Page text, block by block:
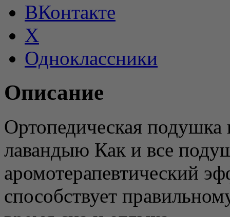
ВКонтакте
X
Одноклассники
Описание
Ортопедическая подушка
лавандыю Как и все
аромотерапевтический
способствует